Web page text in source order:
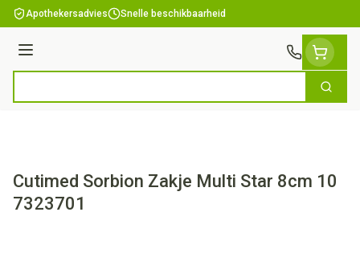
Ga naar de inhoud
Apothekersadvies Snelle beschikbaarheid
Menu
Zoek
Cutimed Sorbion Zakje Multi Star 8cm 10
7323701